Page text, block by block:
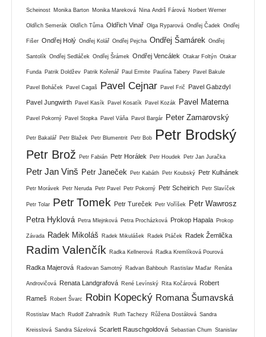
Scheinost Monika Barton Monika Mareková Nina Andrš Fárová Norbert Werner
Oldřich Semerák Oldřich Tůma Oldřich Vinař Olga Ryparová Ondřej Čadek Ondřej
Fišer Ondřej Holý Ondřej Kolář Ondřej Pejcha Ondřej Šamárek Ondřej
Santolík Ondřej Sedláček Ondřej Šrámek Ondřej Vencálek Otakar Foltýn Otakar
Funda Patrik Doldžev Patrik Kořenář Paul Ermite Paulína Tabery Pavel Bakule
Pavel Boháček Pavel Cagaš Pavel Cejnar Pavel Frič Pavel Gabzdyl
Pavel Jungwirth Pavel Kasík Pavel Kosatík Pavel Kozák Pavel Materna
Pavel Pokorný Pavel Stopka Pavel Váňa Pavol Bargár Peter Zamarovský
Petr Bakalář Petr Blažek Petr Blumentrit Petr Bob Petr Brodský
Petr Brož Petr Fabián Petr Horálek Petr Houdek Petr Jan Juračka
Petr Jan Vinš Petr Janeček Petr Kabáth Petr Koubský Petr Kulhánek
Petr Morávek Petr Neruda Petr Pavel Petr Pokorný Petr Scheirich Petr Slavíček
Petr Tolar Petr Tomek Petr Tureček Petr Voříšek
Petr Wawrosz
Petra Hyklová Petra Mlejnková Petra Procházková Prokop Hapala Prokop
Závada Radek Mikoláš Radek Mikulášek Radek Ptáček Radek Žemlička
Radim Valenčík Radka Kellnerová Radka Kremlíková Pourová
Radka Majerová Radovan Samotný Radvan Bahbouh Rastislav Maďar Renáta
Androvičová Renata Landgrafová René Levínský Rita Kočárová Robert
Rameš Robert Švarc Robin Kopecký Romana Šumavská
Rostislav Mach Rudolf Zahradník Ruth Tachezy Růžena Dostálová Sandra
Kreisslová Sandra Sázelová Scarlett Rauschgoldová Sebastian Chum Stanislav